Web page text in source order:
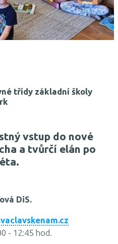
třídy základní školy
vstup do nové
a tvůrčí elán po
DiS.
- 12:45 hod.